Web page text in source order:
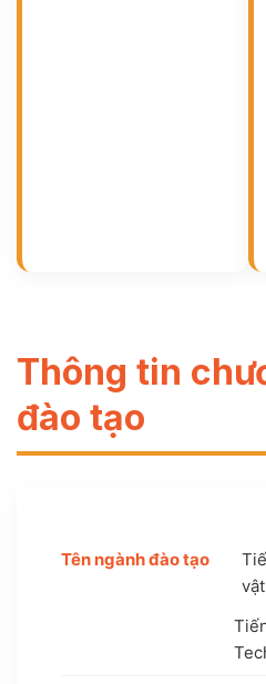
Thông tin
đào tạo
Tên ngành đào tạo